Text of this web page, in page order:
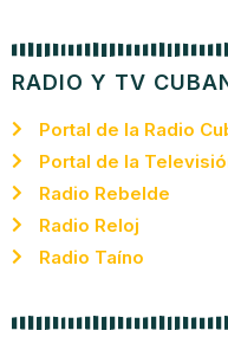
RADIO Y TV
Portal de la Radio
Portal de la
Radio Rebelde
Radio Reloj
Radio Taíno